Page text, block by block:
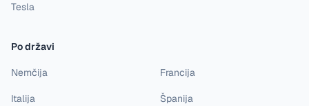
Tesla
Po državi
Nemčija Francija
Italija Španija